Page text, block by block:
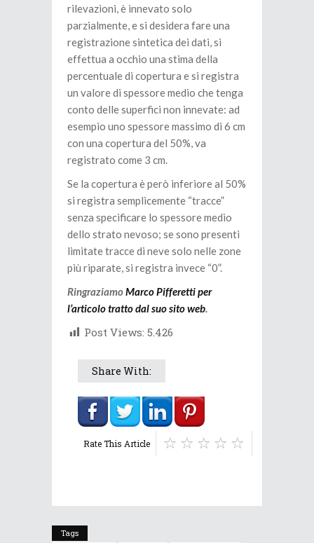
rilevazioni, è innevato solo
parzialmente, e si desidera fare una
registrazione sintetica dei dati, si
effettua a occhio una stima della
percentuale di copertura e si registra
un valore di spessore medio che tenga
conto delle superfici non innevate: ad
esempio uno spessore massimo di 6 cm
con una copertura del 50%, va
registrato come 3 cm.
Se la copertura è però inferiore al 50%
si registra semplicemente “tracce”
senza specificare lo spessore medio
dello strato nevoso; se sono presenti
limitate tracce di neve solo nelle zone
più riparate, si registra invece “0”.
RingraziamoMarco Pifferetti per
l’articolo tratto dal suo sito web.
Post Views: 5.426
Share With:
Rate This Article
Tags